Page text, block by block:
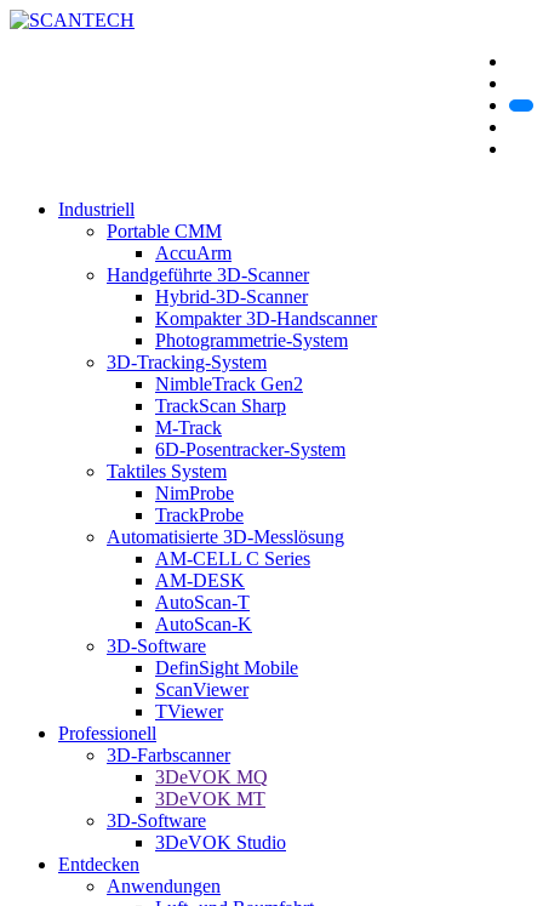
Industriell
Portable CMM
AccuArm
Handgeführte 3D-Scanner
Hybrid-3D-Scanner
Kompakter 3D-Handscanner
Photogrammetrie-System
3D-Tracking-System
NimbleTrack Gen2
TrackScan Sharp
M-Track
6D-Posentracker-System
Taktiles System
NimProbe
TrackProbe
Automatisierte 3D-Messlösung
AM-CELL C Series
AM-DESK
AutoScan-T
AutoScan-K
3D-Software
DefinSight Mobile
ScanViewer
TViewer
Professionell
3D-Farbscanner
3DeVOK MQ
3DeVOK MT
3D-Software
3DeVOK Studio
Entdecken
Anwendungen